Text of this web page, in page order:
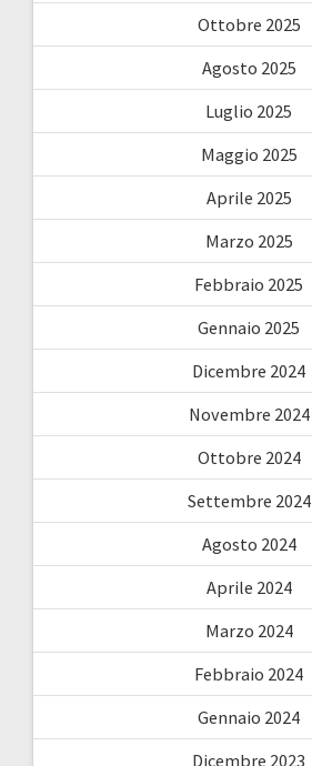
Ottobre 2025
Agosto 2025
Luglio 2025
Maggio 2025
Aprile 2025
Marzo 2025
Febbraio 2025
Gennaio 2025
Dicembre 2024
Novembre 2024
Ottobre 2024
Settembre 2024
Agosto 2024
Aprile 2024
Marzo 2024
Febbraio 2024
Gennaio 2024
Dicembre 2023